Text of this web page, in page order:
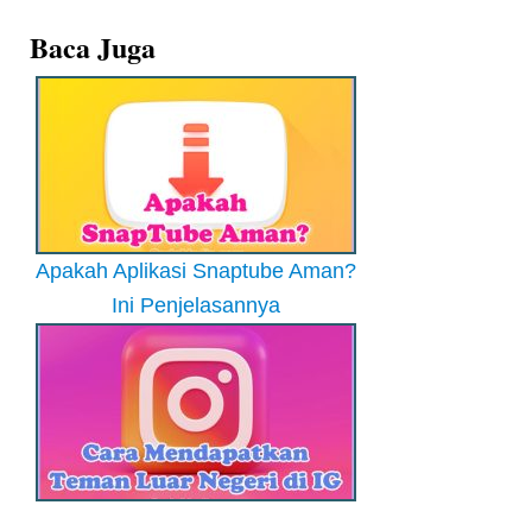
Baca Juga
Apakah Aplikasi Snaptube Aman?
Ini Penjelasannya